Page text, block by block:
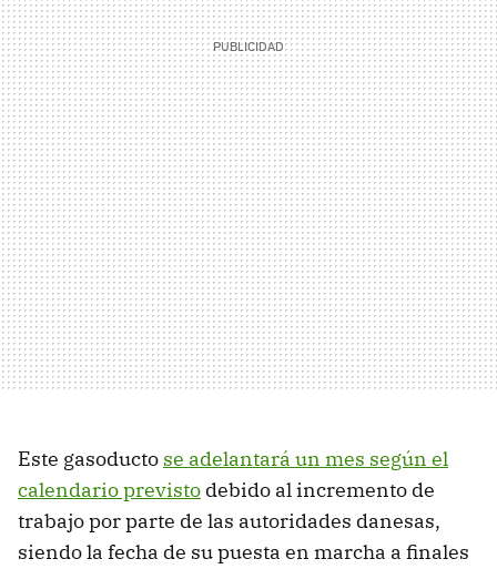
Este gasoducto se adelantará un mes según el
calendario previsto debido al incremento de
trabajo por parte de las autoridades danesas,
siendo la fecha de su puesta en marcha a finales